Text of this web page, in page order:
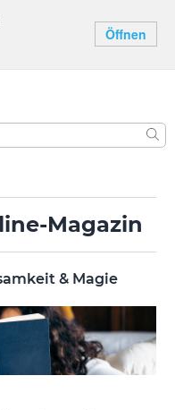
Öffnen
Magazin
& Magie